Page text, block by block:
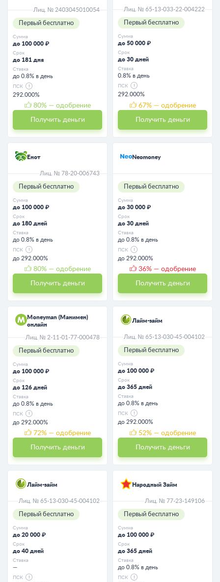
Лиц. № 2403045010054
Первый бесплатно
Сумма
до 100 000 ₽
Срок
до 181 дня
Ставка
до 0.8% в день
ПСК
292.000%
80% — одобрение
Получить деньги
Лиц. № 65-13-033-22-004222
Первый бесплатно
Сумма
до 50 000 ₽
Срок
до 30 дней
Ставка
0.8% в день
ПСК
292.000%
67% — одобрение
Получить деньги
Енот
Лиц. № 78-20-006743
Первый бесплатно
Сумма
до 100 000 ₽
Срок
до 180 дней
Ставка
до 0.8% в день
ПСК
до 292.000%
80% — одобрение
Получить деньги
Neomoney
Первый бесплатно
Сумма
до 30 000 ₽
Срок
до 30 дней
Ставка
до 0.8% в день
ПСК
до 292.000%
36% — одобрение
Получить деньги
Moneyman (Манимен)
онлайн
Лиц. № 2-11-01-77-000478
Первый бесплатно
Сумма
до 100 000 ₽
Срок
до 126 дней
Ставка
до 0.8% в день
ПСК
до 292.000%
72% — одобрение
Получить деньги
Лайм-займ
Лиц. № 65-13-030-45-004102
Первый бесплатно
Сумма
до 100 000 ₽
Срок
до 365 дней
Ставка
до 0.8% в день
ПСК
до 292.000%
52% — одобрение
Получить деньги
Лайм-займ
Лиц. № 65-13-030-45-004102
Первый бесплатно
Сумма
до 20 000 ₽
Срок
до 40 дней
Ставка
—
ПСК
Народный Займ
Лиц. № 77-23-149106
Первый бесплатно
Сумма
до 100 000 ₽
Срок
до 365 дней
Ставка
до 0.8% в день
ПСК